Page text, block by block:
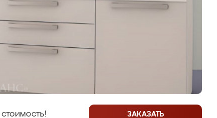
ЗАКАЗАТЬ